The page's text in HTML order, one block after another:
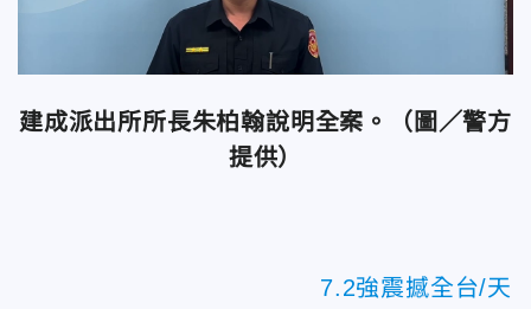
建成派出所所長朱柏翰說明全案。（圖／警方
提供）
7.2強震撼全台/天